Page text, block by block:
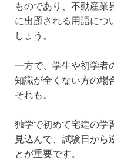
ものであり、不動産業
に出題される用語につ
しょう。
一方で、学生や初学者
知識が全くない方の場
それも。
独学で初めて宅建の学
見込んで、試験日から
とが重要です。